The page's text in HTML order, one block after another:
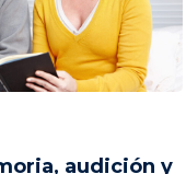
audición y